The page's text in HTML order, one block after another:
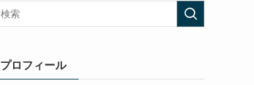
プロフィール